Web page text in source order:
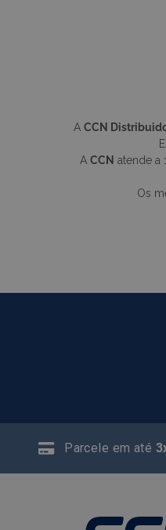
A CCN
A CCN atende a
Os
Parcele em até